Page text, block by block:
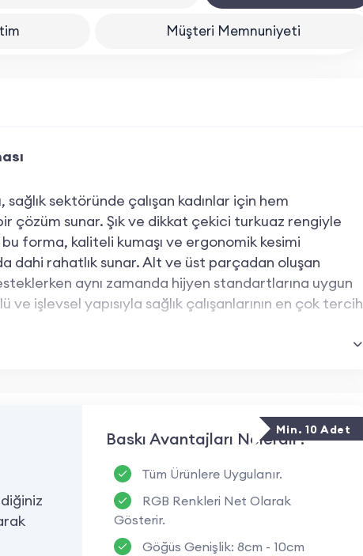
Müşteri Memnuniyeti
sağlık sektöründe çalışan kadınlar için hem
çözüm sunar. Şık ve dikkat çekici turkuaz rengiyle
forma, kaliteli kumaşı ve ergonomik kesimi
dahi rahatlık sunar. Alt ve üst parçadan oluşan
aynı zamanda hijyen standartlarına uygun
işlevsel yapısıyla sağlık çalışanlarının en çok tercih
rengi, profesyonel bir görünüm sunar ve lekeleri
destekleyen özel kesimi, uzun saatler süren
Baskı Avantajları Nelerdir?
Tüm Ürünlere Uygulanır.
RGB Renkleri Net Olarak
Gösterir.
Göğüs Genişlik: 8cm - 10cm
Min. 10 Adet